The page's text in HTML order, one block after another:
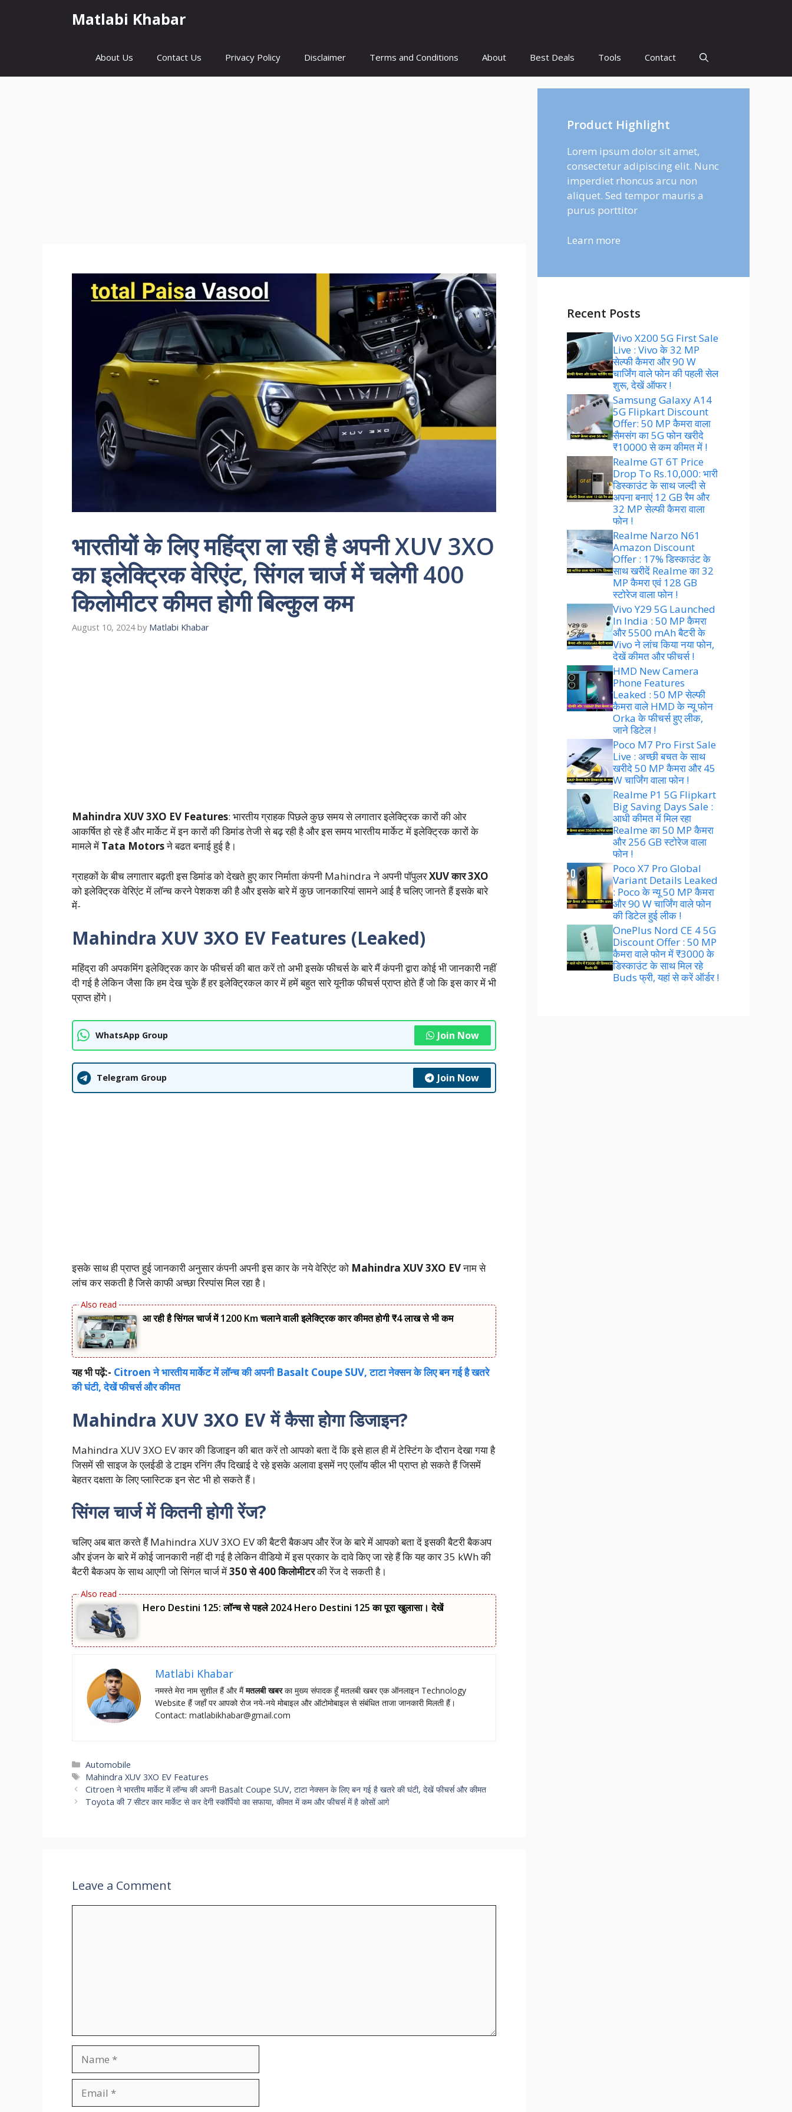
Matlabi Khabar
About Us Contact Us Privacy Policy Disclaimer Terms and Conditions About Best Deals Tools Contact
भारतीयों के लिए महिंद्रा ला रही है अपनी XUV 3XO
का इलेक्ट्रिक वेरिएंट, सिंगल चार्ज में चलेगी 400
किलोमीटर कीमत होगी बिल्कुल कम
August 10, 2024 by Matlabi Khabar
Mahindra XUV 3XO EV Features: भारतीय ग्राहक पिछले कुछ समय से लगातार इलेक्ट्रिक कारों की ओर
आकर्षित हो रहे हैं और मार्केट में इन कारों की डिमांड तेजी से बढ़ रही है और इस समय भारतीय मार्केट में इलेक्ट्रिक कारों के
मामले में Tata Motorsने बढत बनाई हुई है।
ग्राहकों के बीच लगातार बढ़ती इस डिमांड को देखते हुए कार निर्माता कंपनी Mahindra ने अपनी पॉपुलरXUV कार 3XO
को इलेक्ट्रिक वेरिएंट में लॉन्च करने पेशकश की है और इसके बारे में कुछ जानकारियां सामने आई है चलिए जानते हैं इसके बारे
में-
Mahindra XUV 3XO EV Features (Leaked)
महिंद्रा की अपकमिंग इलेक्ट्रिक कार के फीचर्स की बात करें तो अभी इसके फीचर्स के बारे मैं कंपनी द्वारा कोई भी जानकारी नहीं
दी गई है लेकिन जैसा कि हम देख चुके हैं हर इलेक्ट्रिकल कार में हमें बहुत सारे यूनीक फीचर्स प्राप्त होते हैं जो कि इस कार में भी
प्राप्त होंगे।
WhatsApp Group Join Now
Telegram Group Join Now
इसके साथ ही प्राप्त हुई जानकारी अनुसार कंपनी अपनी इस कार के नये वेरिएंट को Mahindra XUV 3XO EVनाम से
लांच कर सकती है जिसे काफी अच्छा रिस्पांस मिल रहा है।
आ रही है सिंगल चार्ज में 1200 Km चलाने वाली इलेक्ट्रिक कार कीमत होगी ₹4 लाख से भी कम
यह भी पढ़ें:- Citroen ने भारतीय मार्केट में लॉन्च की अपनी Basalt Coupe SUV, टाटा नेक्सन के लिए बन गई है खतरे
की घंटी, देखें फीचर्स और कीमत
Mahindra XUV 3XO EV में कैसा होगा डिजाइन?
Mahindra XUV 3XO EV कार की डिजाइन की बात करें तो आपको बता दें कि इसे हाल ही में टेस्टिंग के दौरान देखा गया है
जिसमें सी साइज के एलईडी डे टाइम रनिंग लैंप दिखाई दे रहे इसके अलावा इसमें नए एलॉय व्हील भी प्राप्त हो सकते हैं जिसमें
बेहतर दक्षता के लिए प्लास्टिक इन सेट भी हो सकते हैं।
सिंगल चार्ज में कितनी होगी रेंज?
चलिए अब बात करते हैं Mahindra XUV 3XO EV की बैटरी बैकअप और रेंज के बारे में आपको बता दें इसकी बैटरी बैकअप
और इंजन के बारे में कोई जानकारी नहीं दी गई है लेकिन वीडियो में इस प्रकार के दावे किए जा रहे हैं कि यह कार 35 kWh की
बैटरी बैकअप के साथ आएगी जो सिंगल चार्ज में350 से 400 किलोमीटरकी रेंज दे सकती है।
Hero Destini 125: लॉन्‍च से पहले 2024 Hero Destini 125 का पूरा खुलासा। देखें
Matlabi Khabar
नमस्‍ते मेरा नाम सुशील हैं और मैंमतलबी खबरका मुख्‍य संपादक हूँ मतलबी खबर एक ऑनलाइन Technology
Website हैं जहॉं पर आपको रोज नये-नये मोबाइल और ऑटोमोबाइल से संबंधित ताजा जानकारी मिलती हैं।
Contact: matlabikhabar@gmail.com
Categories
Automobile
Tags
Mahindra XUV 3XO EV Features
Citroen ने भारतीय मार्केट में लॉन्च की अपनी Basalt Coupe SUV, टाटा नेक्सन के लिए बन गई है खतरे की घंटी, देखें फीचर्स और कीमत
Toyota की 7 सीटर कार मार्केट से कर देगी स्कॉर्पियो का सफाया, कीमत में कम और फीचर्स में है कोसों आगे
Leave a Comment
Product Highlight
Lorem ipsum dolor sit amet,
consectetur adipiscing elit. Nunc
imperdiet rhoncus arcu non
aliquet. Sed tempor mauris a
purus porttitor
Learn more
Recent Posts
Vivo X200 5G First Sale
Live : Vivo के 32 MP
सेल्फी कैमरा और 90 W
चार्जिंग वाले फोन की पहली सेल
शुरू, देखें ऑफर !
Samsung Galaxy A14
5G Flipkart Discount
Offer: 50 MP कैमरा वाला
सैमसंग का 5G फोन खरीदे
₹10000 से कम कीमत में !
Realme GT 6T Price
Drop To Rs.10,000: भारी
डिस्काउंट के साथ जल्दी से
अपना बनाएं 12 GB रैम और
32 MP सेल्फी कैमरा वाला
फोन !
Realme Narzo N61
Amazon Discount
Offer : 17% डिस्काउंट के
साथ खरीदें Realme का 32
MP कैमरा एवं 128 GB
स्टोरेज वाला फोन !
Vivo Y29 5G Launched
In India : 50 MP कैमरा
और 5500 mAh बैटरी के
Vivo ने लांच किया नया फोन,
देखें कीमत और फीचर्स !
HMD New Camera
Phone Features
Leaked : 50 MP सेल्फी
कैमरा वाले HMD के न्यू फोन
Orka के फीचर्स हुए लीक,
जाने डिटेल !
Poco M7 Pro First Sale
Live : अच्छी बचत के साथ
खरीदे 50 MP कैमरा और 45
W चार्जिंग वाला फोन !
Realme P1 5G Flipkart
Big Saving Days Sale :
आधी कीमत में मिल रहा
Realme का 50 MP कैमरा
और 256 GB स्टोरेज वाला
फोन !
Poco X7 Pro Global
Variant Details Leaked
: Poco के न्यू 50 MP कैमरा
और 90 W चार्जिंग वाले फोन
की डिटेल हुई लीक !
OnePlus Nord CE 4 5G
Discount Offer : 50 MP
कैमरा वाले फोन में ₹3000 के
डिस्काउंट के साथ मिल रहे
Buds फ्री, यहां से करें ऑर्डर !